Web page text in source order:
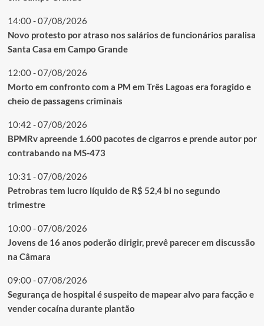
14:00 - 07/08/2026
Novo protesto por atraso nos salários de funcionários paralisa
Santa Casa em Campo Grande
12:00 - 07/08/2026
Morto em confronto com a PM em Três Lagoas era foragido e
cheio de passagens criminais
10:42 - 07/08/2026
BPMRv apreende 1.600 pacotes de cigarros e prende autor por
contrabando na MS-473
10:31 - 07/08/2026
Petrobras tem lucro líquido de R$ 52,4 bi no segundo
trimestre
10:00 - 07/08/2026
Jovens de 16 anos poderão dirigir, prevê parecer em discussão
na Câmara
09:00 - 07/08/2026
Segurança de hospital é suspeito de mapear alvo para facção e
vender cocaína durante plantão